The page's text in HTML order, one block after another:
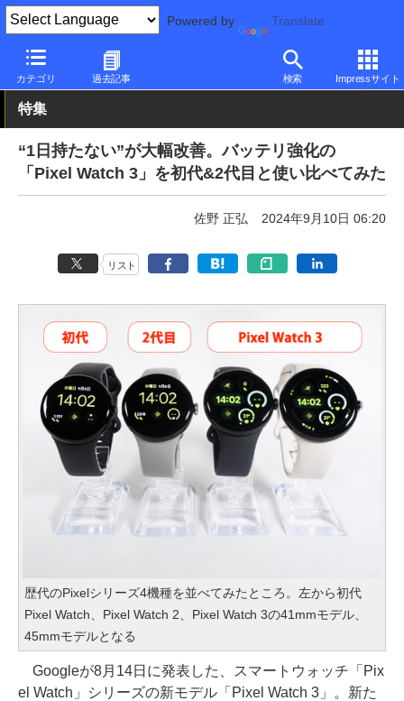
Powered by Translate
カテゴリ 過去記事 検索 Impressサイト
PC Watch 半導体/周辺機器 スマートウォッチ Google
特集
“1日持たない”が大幅改善。バッテリ強化の
「Pixel Watch 3」を初代&2代目と使い比べてみた
佐野 正弘 2024年9月10日 06:20
リスト
歴代のPixelシリーズ4機種を並べてみたところ。左から初代
Pixel Watch、Pixel Watch 2、Pixel Watch 3の41mmモデル、
45mmモデルとなる
Googleが8月14日に発表した、スマートウォッチ「Pix
el Watch」シリーズの新モデル「Pixel Watch 3」。新た